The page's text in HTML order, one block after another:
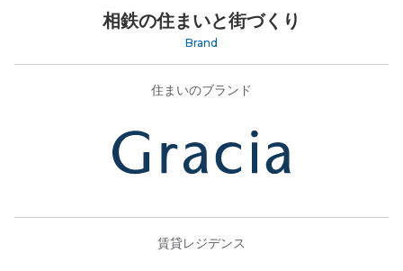
相鉄の住まいと街づくり
Brand
住まいのブランド
賃貸レジデンス